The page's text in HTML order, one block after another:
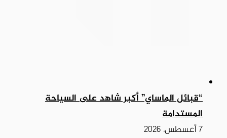
“قبائل الماساي” أكبر شاهد على السياحة
المستدامة
7 أغسطس، 2026